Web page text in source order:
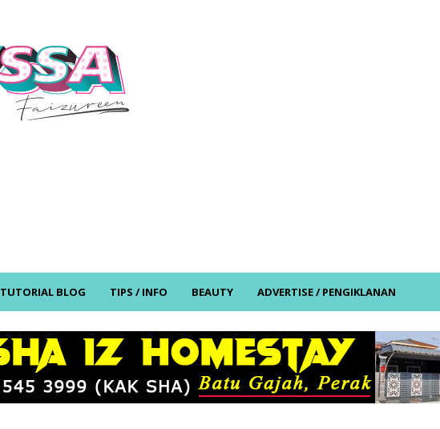
TUTORIAL BLOG TIPS / INFO BEAUTY ADVERTISE / PENGIKLANAN